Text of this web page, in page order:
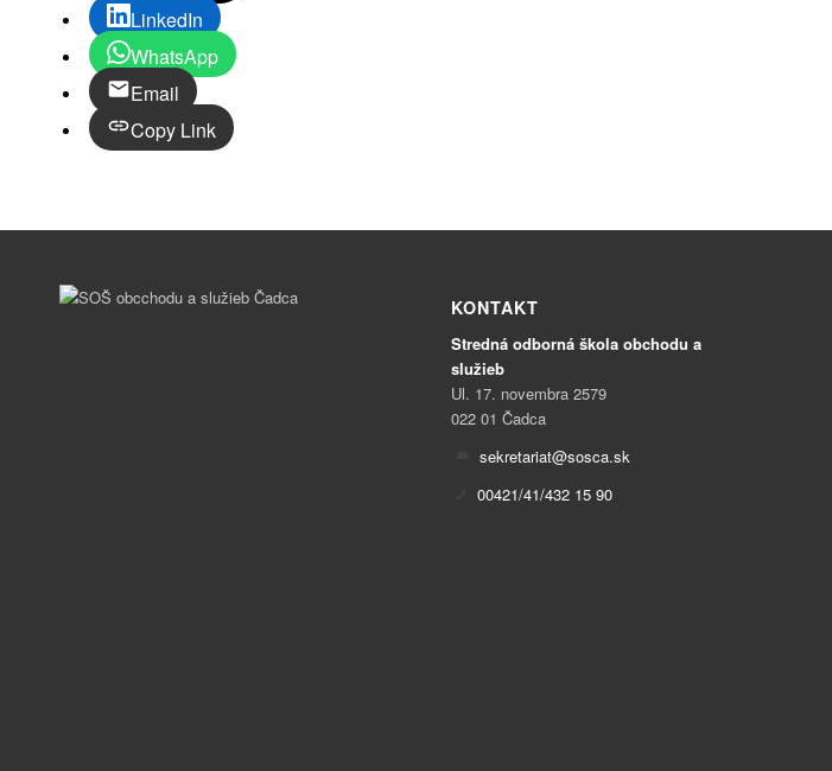
LinkedIn
WhatsApp
Email
Copy Link
KONTAKT
Stredná odborná škola obchodu a
služieb
Ul. 17. novembra 2579
022 01 Čadca
sekretariat@sosca.sk
00421/41/432 15 90